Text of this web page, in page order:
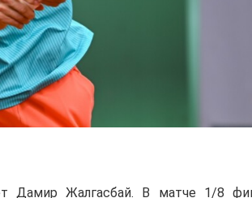
Дамир Жалгасбай. В матче 1/8